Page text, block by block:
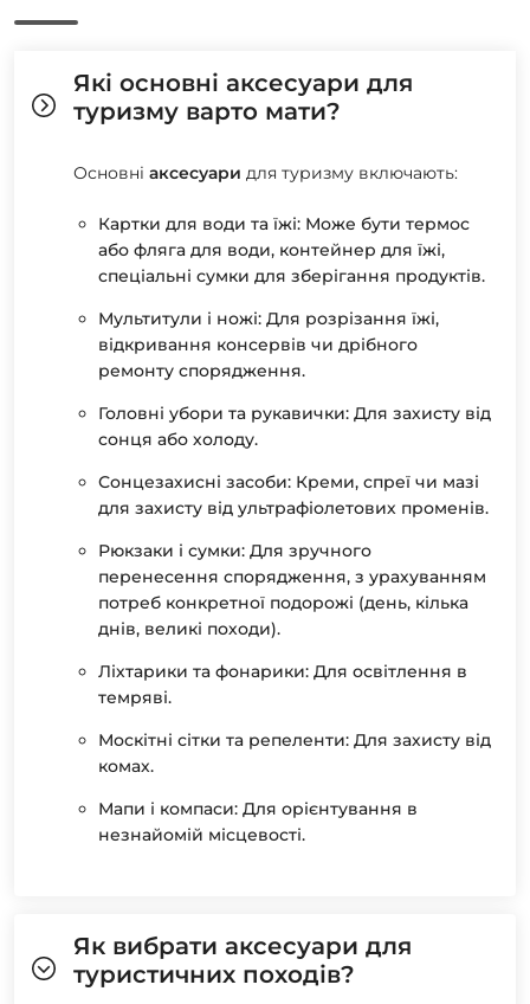
Які основні аксесуари для
туризму варто мати?
Основні аксесуари для туризму включають:
Картки для води та їжі: Може бути термос
або фляга для води, контейнер для їжі,
спеціальні сумки для зберігання продуктів.
Мультитули і ножі: Для розрізання їжі,
відкривання консервів чи дрібного
ремонту спорядження.
Головні убори та рукавички: Для захисту від
сонця або холоду.
Сонцезахисні засоби: Креми, спреї чи мазі
для захисту від ультрафіолетових променів.
Рюкзаки і сумки: Для зручного
перенесення спорядження, з урахуванням
потреб конкретної подорожі (день, кілька
днів, великі походи).
Ліхтарики та фонарики: Для освітлення в
темряві.
Москітні сітки та репеленти: Для захисту від
комах.
Мапи і компаси: Для орієнтування в
незнайомій місцевості.
Як вибрати аксесуари для
туристичних походів?